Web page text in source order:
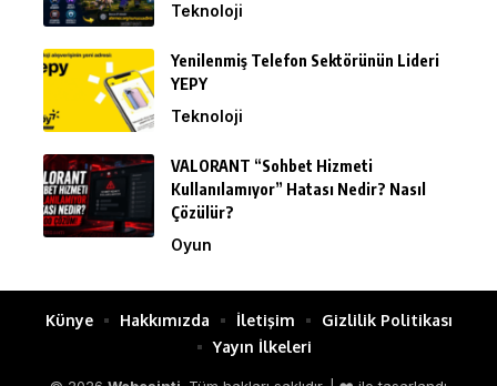
Teknoloji
Yenilenmiş Telefon Sektörünün Lideri
YEPY
Teknoloji
VALORANT “Sohbet Hizmeti
Kullanılamıyor” Hatası Nedir? Nasıl
Çözülür?
Oyun
Künye Hakkımızda İletişim
Gizlilik Politikası
Yayın İlkeleri